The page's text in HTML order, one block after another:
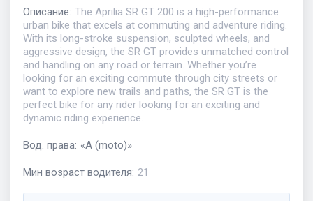
Описание: The Aprilia SR GT 200 is a high-performance
urban bike that excels at commuting and adventure riding.
With its long-stroke suspension, sculpted wheels, and
aggressive design, the SR GT provides unmatched control
and handling on any road or terrain. Whether you’re
looking for an exciting commute through city streets or
want to explore new trails and paths, the SR GT is the
perfect bike for any rider looking for an exciting and
dynamic riding experience.
Вод. права: «A (moto)»
Мин возраст водителя: 21